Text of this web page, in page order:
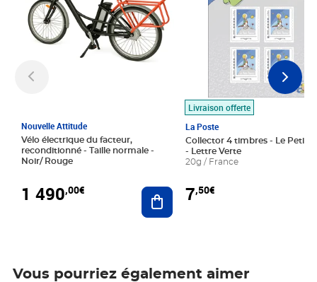
Nouvelle Attitude
Vélo électrique du facteur,
reconditionné - Taille normale -
Noir/ Rouge
1 490,00€ Ajouter au panier
Livraison offerte
La Poste
Collector 4 timbres - Le Petit
- Lettre Verte
20g / France
7,50€
Vous pourriez également aimer